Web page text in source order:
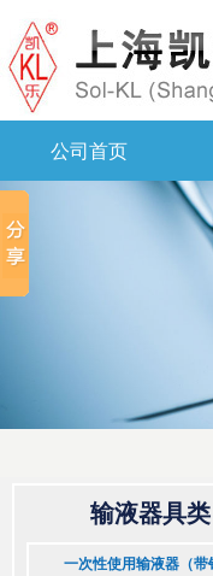
公司首页
输液器具类
一次性使用输液器（带